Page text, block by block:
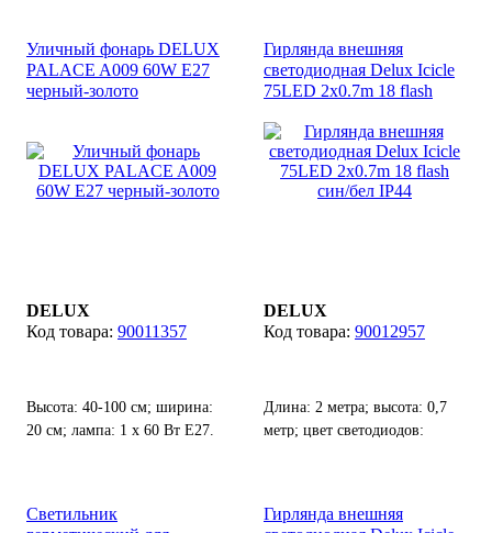
Уличный фонарь DELUX
PALACE A009 60W E27
черный-золото
DELUX
90011357
Высота: 40-100 см; ширина:
20 см; лампа: 1 х 60 Вт Е27.
Гирлянда внешняя
светодиодная Delux Icicle
75LED 2x0.7m 18 flash
DELUX
90012957
Длина: 2 метра; высота: 0,7
метр; цвет светодиодов:
Светильник
Гирлянда внешняя